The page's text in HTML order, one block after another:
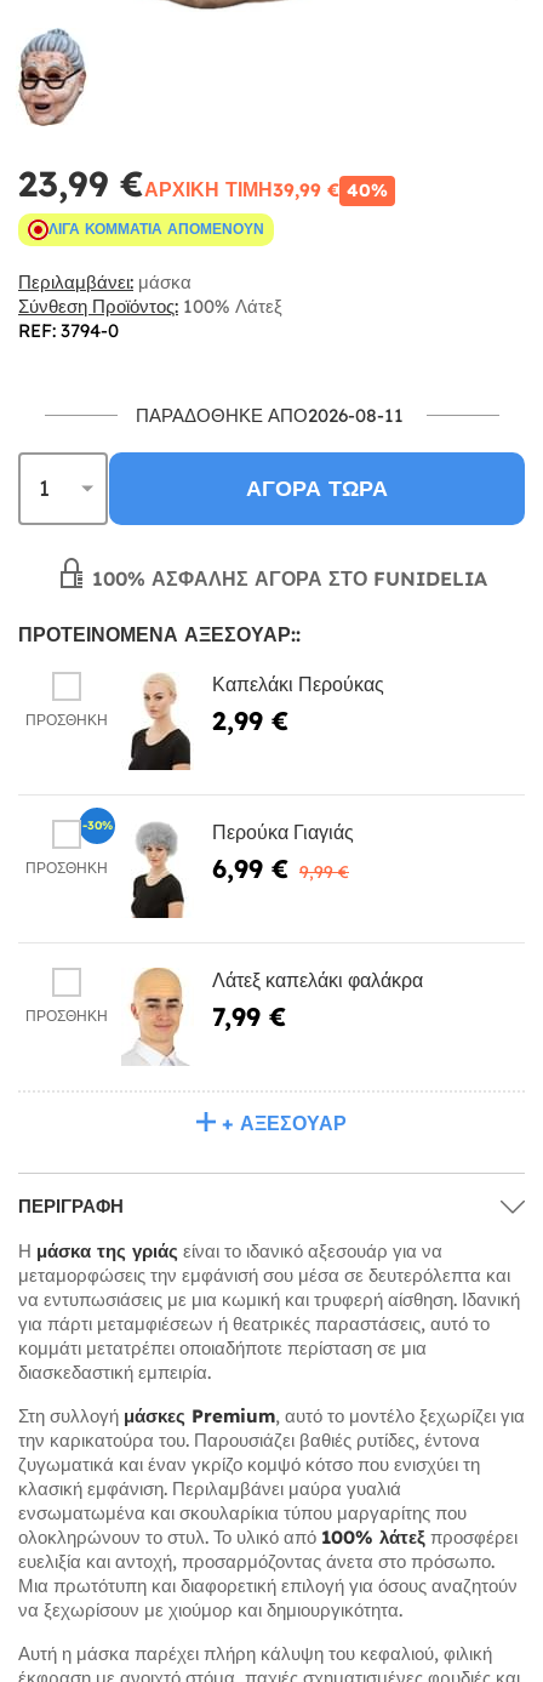
23,99 €ΑΡΧΙΚΉ ΤΙΜΉ39,99 € 40%
ΛΊΓΑ ΚΟΜΜΆΤΙΑ ΑΠΟΜΈΝΟΥΝ
Περιλαμβάνει: μάσκα
Σύνθεση Προϊόντος: 100% Λάτεξ
REF: 3794-0
ΠΑΡΑΔΌΘΗΚΕ ΑΠΌ2026-08-11
ΑΓΟΡΆ ΤΏΡΑ
100% ΑΣΦΑΛΉΣ ΑΓΟΡΆ ΣΤΟ FUNIDELIA
ΠΡΟΤΕΙΝΌΜΕΝΑ ΑΞΕΣΟΥΆΡ::
ΠΡΟΣΘΉΚΗ
Καπελάκι Περούκας
2,99 €
ΠΡΟΣΘΉΚΗ
Περούκα Γιαγιάς
6,99 € 9,99 €
-30%
ΠΡΟΣΘΉΚΗ
Λάτεξ καπελάκι φαλάκρα
7,99 €
+ ΑΞΕΣΟΥΆΡ
ΠΕΡΙΓΡΑΦΉ
Η μάσκα της γριάς είναι το ιδανικό αξεσουάρ για να
μεταμορφώσεις την εμφάνισή σου μέσα σε δευτερόλεπτα και
να εντυπωσιάσεις με μια κωμική και τρυφερή αίσθηση. Ιδανική
για πάρτι μεταμφιέσεων ή θεατρικές παραστάσεις, αυτό το
κομμάτι μετατρέπει οποιαδήποτε περίσταση σε μια
διασκεδαστική εμπειρία.
Στη συλλογή μάσκες Premium, αυτό το μοντέλο ξεχωρίζει για
την καρικατούρα του. Παρουσιάζει βαθιές ρυτίδες, έντονα
ζυγωματικά και έναν γκρίζο κομψό κότσο που ενισχύει τη
κλασική εμφάνιση. Περιλαμβάνει μαύρα γυαλιά
ενσωματωμένα και σκουλαρίκια τύπου μαργαρίτης που
ολοκληρώνουν το στυλ. Το υλικό από 100% λάτεξ προσφέρει
ευελιξία και αντοχή, προσαρμόζοντας άνετα στο πρόσωπο.
Μια πρωτότυπη και διαφορετική επιλογή για όσους αναζητούν
να ξεχωρίσουν με χιούμορ και δημιουργικότητα.
Αυτή η μάσκα παρέχει πλήρη κάλυψη του κεφαλιού, φιλική